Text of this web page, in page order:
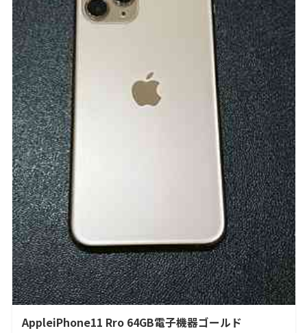
AppleiPhone11 Rro 64GB電子機器ゴールド